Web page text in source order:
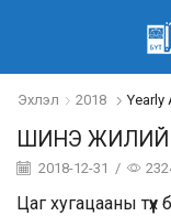
Эхлэл 2018 Yearly
ШИНЭ
2018-12-31 /
Цаг хугацааны